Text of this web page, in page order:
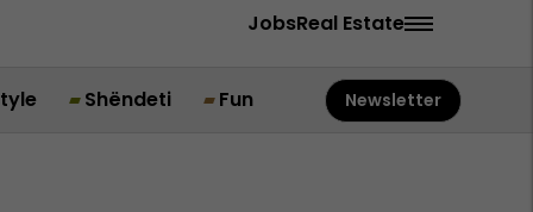
JobsReal Estate
Shëndeti Fun Newsletter